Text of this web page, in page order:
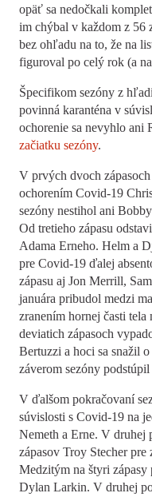
opäť sa nedočkali
im chýbal v každom z 56
bez ohľadu na to, že na
figuroval po celý rok (a
Špecifikom sezóny z
povinná karanténa v
ochorenie sa nevyhlo ani
začiatku sezóny.
V prvých dvoch
ochorením Covid-19
sezóny nestihol ani
Od tretieho zápasu
Adama Erneho. Helm a
pre Covid-19 ďalej
zápasu aj Jon Merrill,
januára pribudol medzi
zranením hornej časti tela
deviatich zápasoch
Bertuzzi a hoci sa snažil
záverom sezóny
V ďalšom pokračovaní
súvislosti s Covid-19 na
Nemeth a Erne. V druhej
zápasov Troy Stecher pre
Medzitým na štyri
Dylan Larkin. V druhej